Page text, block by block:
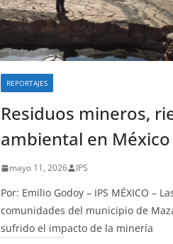
REPORTAJES
Residuos mineros,
ambiental en México
mayo 11, 2026 IPS
Por: Emilio Godoy – IPS MÉXICO –
comunidades del municipio de
sufrido el impacto de la minería